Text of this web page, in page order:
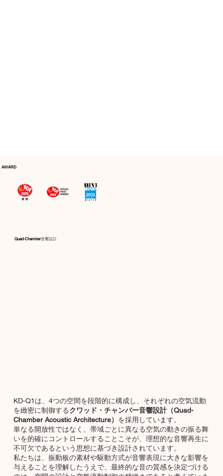
AWARD
Quad-Chamber音響設計
KD-Q1は、4つの空間を段階的に構成し、それぞれの空気流動
を緻密に制御するクワッド・チャンバー音響設計（Quad-
Chamber Acoustic Architecture） を採用しています。
単なる開放性ではなく、帯域ごとに異なる空気の動きの振る舞
いを的確にコントロールすることこそが、理想的な音響再生に
不可欠であるという思想に基づき設計されています。
私たちは、振動板の素材や駆動方式が音響表現に大きな影響を
与えることを理解したうえで、最終的な音の質感を決定づける